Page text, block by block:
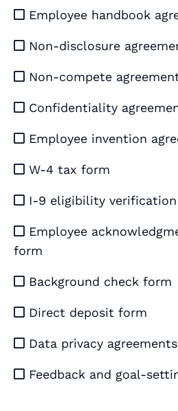
 Employee handbook
 Non-disclosure
 Non-compete
 Confidentiality
 Employee invention
 W-4 tax form
 I-9 eligibility verification
 Employee
form
 Background check form
 Direct deposit form
 Data privacy agreements
 Feedback and goal-